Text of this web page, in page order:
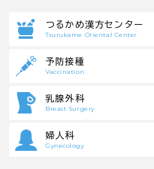
つるかめ漢方センター
Tsurukame Oriental Center
予防接種
Vaccination
乳腺外科
Breast Surgery
婦人科
Gynecology